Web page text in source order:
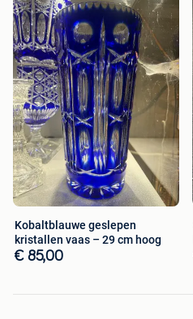
Kobaltblauwe geslepen
kristallen vaas – 29 cm hoog
€ 85,00